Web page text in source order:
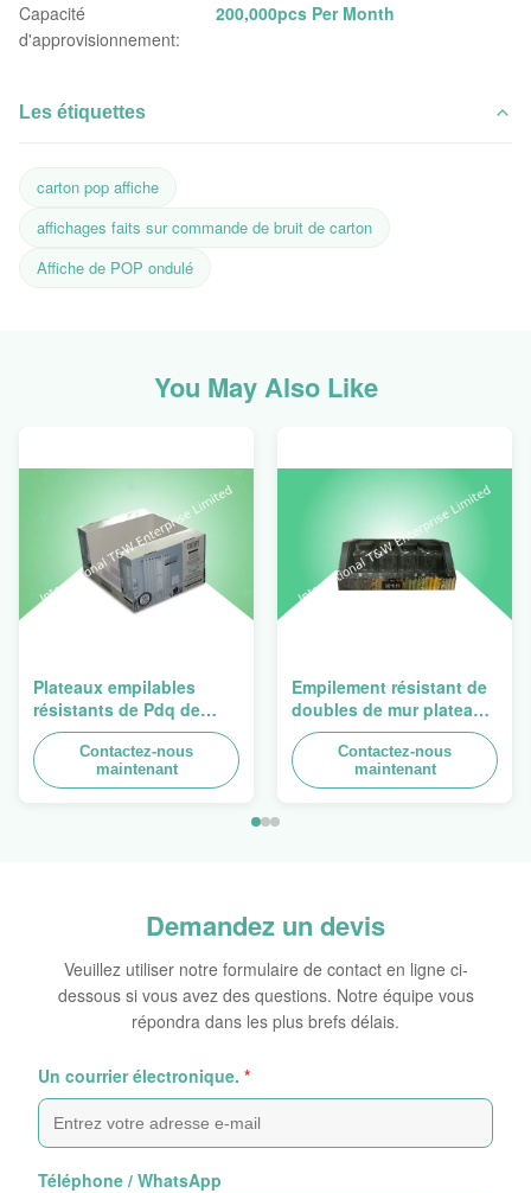
Capacité
d'approvisionnement:
200,000pcs Per Month
Les étiquettes
carton pop affiche
affichages faits sur commande de bruit de carton
Affiche de POP ondulé
You May Also Like
Plateaux empilables
résistants de Pdq de
conception de Costco à
vendre le rideau, charge
100kgs
Contactez-nous
maintenant
Empilement résistant de
doubles de mur plateaux
du carton PDQ pour
favoriser des
épices/nourritures
Contactez-nous
maintenant
Demandez un devis
Veuillez utiliser notre formulaire de contact en ligne ci-
dessous si vous avez des questions. Notre équipe vous
répondra dans les plus brefs délais.
Un courrier électronique. *
Téléphone / WhatsApp